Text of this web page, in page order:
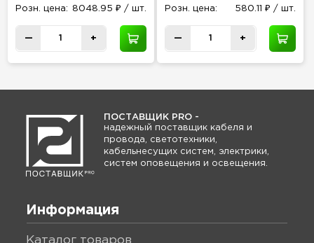
Розн. цена: 8048.95 ₽ / шт.
— +
Розн. цена: 580.11 ₽ / шт.
— +
ПОСТАВЩИК PRO -
надежный поставщик кабеля и
провода, светотехники,
кабельнесущих систем, электрики,
систем оповещения и освещения.
Информация
каталог товаров